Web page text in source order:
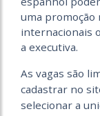
uma promoção
internacionais
a executiva.
As vagas são
cadastrar no
selecionar a